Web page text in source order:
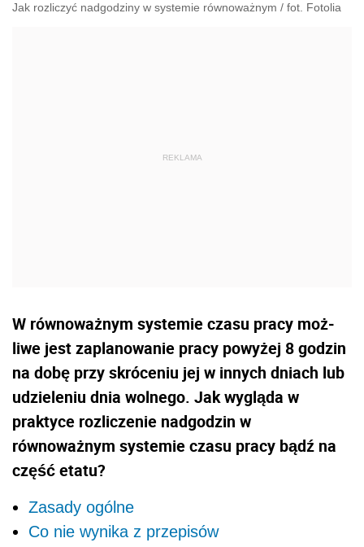
Jak rozliczyć nadgodziny w systemie równoważnym / fot. Fotolia
W równoważnym systemie czasu pracy moż­
liwe jest zaplanowanie pracy powyżej 8 godzin
na dobę przy skróceniu jej w innych dniach lub
udzieleniu dnia wolnego. Jak wygląda w
praktyce rozliczenie nadgodzin w
równoważnym systemie czasu pracy bądź na
część etatu?
Zasady ogólne
Co nie wynika z przepisów